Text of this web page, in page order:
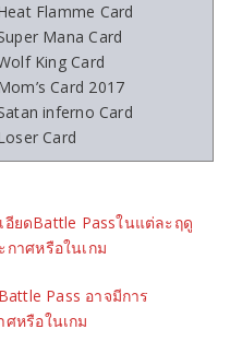
Flamme Card
Mana Card
King Card
Card 2017
inferno Card
Card
อียดBattle Passในแต่ละฤดู
าศหรือในเกม
Pass อาจมีการ
หรือในเกม